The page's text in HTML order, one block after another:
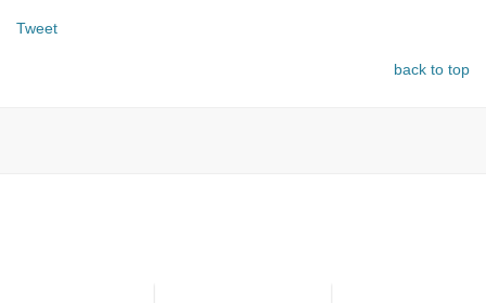
Tweet
back to top